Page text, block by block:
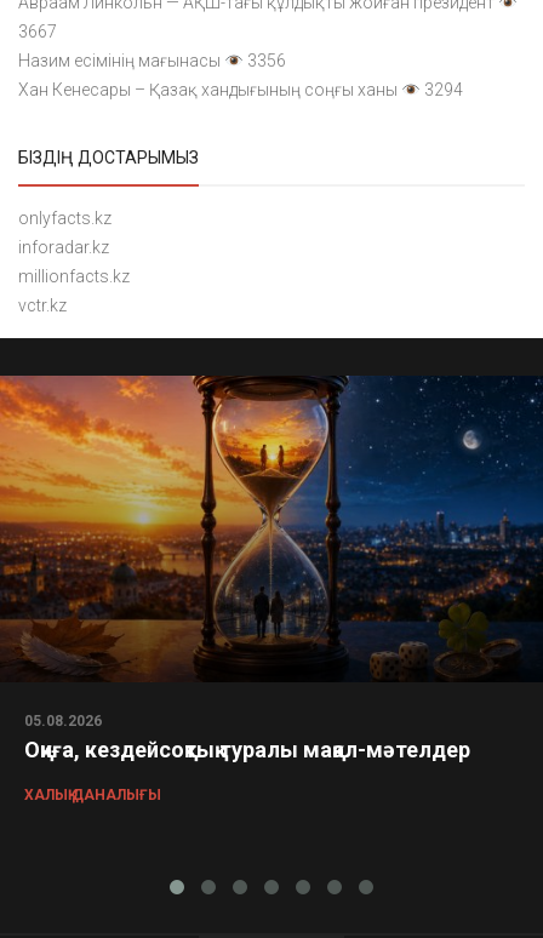
3667
Назим есімінің мағынасы
3356
Хан Кенесары – Қазақ хандығының соңғы ханы
3294
БІЗДІҢ ДОСТАРЫМЫЗ
onlyfacts.kz
inforadar.kz
millionfacts.kz
vctr.kz
05.08.2026
Оқиға, кездейсоқтық туралы мақал-мәтелдер
ХАЛЫҚ ДАНАЛЫҒЫ